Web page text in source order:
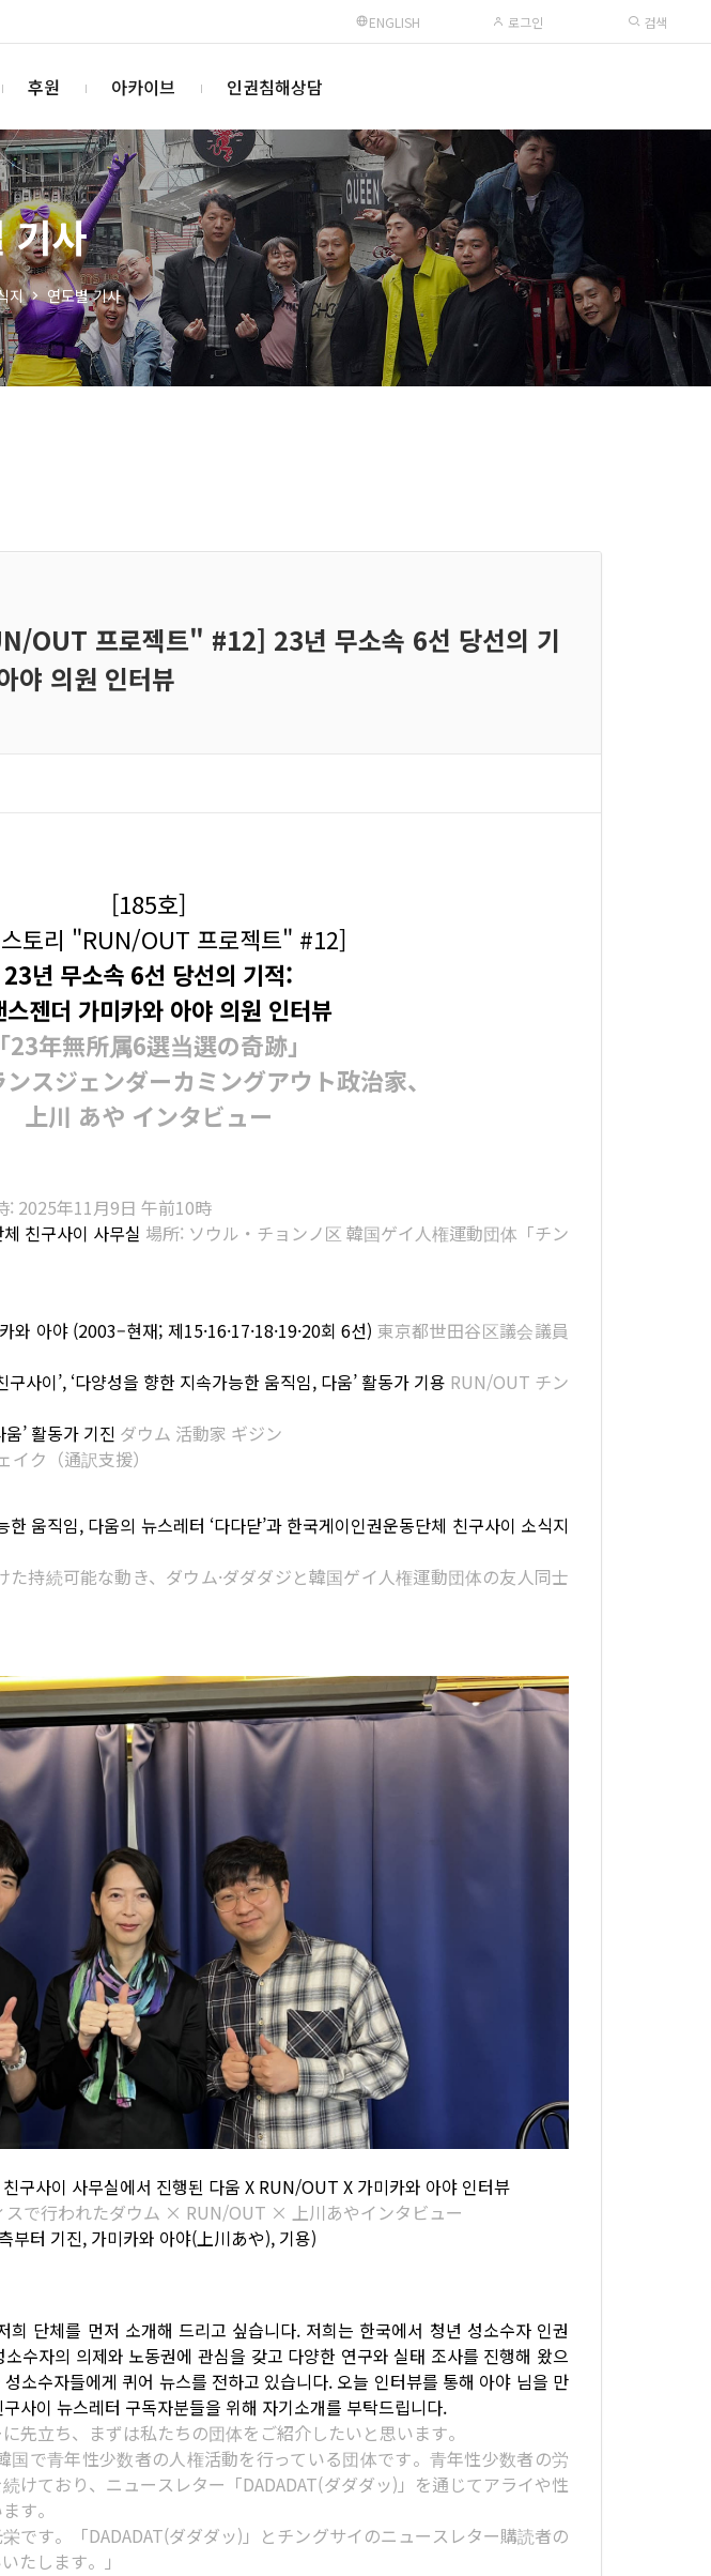
ENGLISH 로그인 검색
후원 아카이브 인권침해상담
기사
지 연도별 기사
OUT 프로젝트" #12] 23년 무소속 6선 당선의 기
야 의원 인터뷰
[185호]
토리 "RUN/OUT 프로젝트" #12]
23년 무소속 6선 당선의 기적:
스젠더 가미카와 아야 의원 인터뷰
「23年無所属6選当選の奇跡」
スジェンダーカミングアウト政治家、
上川 あや インタビュー
: 2025年11月9日 午前10時
친구사이 사무실 場所: ソウル・チョンノ区 韓国ゲイ人権運動団体「チン
아야 (2003–현재; 제15·16·17·18·19·20회 6선) 東京都世田谷区議会議員
사이’, ‘다양성을 향한 지속가능한 움직임, 다움’ 활동가 기용 RUN/OUT チン
’ 활동가 기진 ダウム 活動家 ギジン
イク（通訳支援）
움직임, 다움의 뉴스레터 ‘다다닫’과 한국게이인권운동단체 친구사이 소식지
持続可能な動き、ダウム·ダダダジと韓国ゲイ人権運動団体の友人同士
구사이 사무실에서 진행된 다움 X RUN/OUT X 가미카와 아야 인터뷰
スで行われたダウム × RUN/OUT × 上川あやインタビュー
부터 기진, 가미카와 아야(上川あや), 기용)
희 단체를 먼저 소개해 드리고 싶습니다. 저희는 한국에서 청년 성소수자 인권
소수자의 의제와 노동권에 관심을 갖고 다양한 연구와 실태 조사를 진행해 왔으
성소수자들에게 퀴어 뉴스를 전하고 있습니다. 오늘 인터뷰를 통해 아야 님을 만
사이 뉴스레터 구독자분들을 위해 자기소개를 부탁드립니다.
先立ち、まずは私たちの団体をご紹介したいと思います。
国で青年性少数者の人権活動を行っている団体です。青年性少数者の労
けており、ニュースレター「DADADAT(ダダダッ)」を通じてアライや性
す。
です。「DADADAT(ダダダッ)」とチングサイのニュースレター購読者の
たします。」